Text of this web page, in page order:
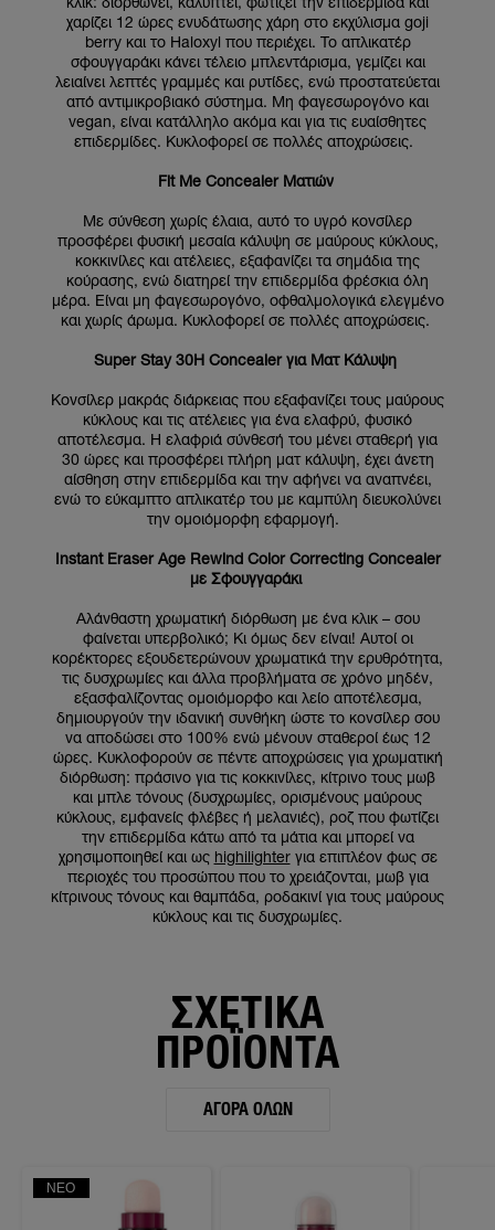
χαρίζει 12 ώρες ενυδάτωσης χάρη στο εκχύλισμα goji
berry και το Haloxyl που περιέχει. Το απλικατέρ
σφουγγαράκι κάνει τέλειο μπλεντάρισμα, γεμίζει και
λειαίνει λεπτές γραμμές και ρυτίδες, ενώ προστατεύεται
από αντιμικροβιακό σύστημα. Μη φαγεσωρογόνο και
vegan, είναι κατάλληλο ακόμα και για τις ευαίσθητες
επιδερμίδες. Κυκλοφορεί σε πολλές αποχρώσεις.
Fit Me Concealer Ματιών
Με σύνθεση χωρίς έλαια, αυτό το υγρό κονσίλερ
προσφέρει φυσική μεσαία κάλυψη σε μαύρους κύκλους,
κοκκινίλες και ατέλειες, εξαφανίζει τα σημάδια της
κούρασης, ενώ διατηρεί την επιδερμίδα φρέσκια όλη
μέρα. Είναι μη φαγεσωρογόνο, οφθαλμολογικά ελεγμένο
και χωρίς άρωμα. Κυκλοφορεί σε πολλές αποχρώσεις.
Super Stay 30H Concealer για Ματ Κάλυψη
Κονσίλερ μακράς διάρκειας που εξαφανίζει τους μαύρους
κύκλους και τις ατέλειες για ένα ελαφρύ, φυσικό
αποτέλεσμα. Η ελαφριά σύνθεσή του μένει σταθερή για
30 ώρες και προσφέρει πλήρη ματ κάλυψη, έχει άνετη
αίσθηση στην επιδερμίδα και την αφήνει να αναπνέει,
ενώ το εύκαμπτο απλικατέρ του με καμπύλη διευκολύνει
την ομοιόμορφη εφαρμογή.
Instant Eraser Age Rewind Color Correcting Concealer
με Σφουγγαράκι
Αλάνθαστη χρωματική διόρθωση με ένα κλικ – σου
φαίνεται υπερβολικό; Κι όμως δεν είναι! Αυτοί οι
κορέκτορες εξουδετερώνουν χρωματικά την ερυθρότητα,
τις δυσχρωμίες και άλλα προβλήματα σε χρόνο μηδέν,
εξασφαλίζοντας ομοιόμορφο και λείο αποτέλεσμα,
δημιουργούν την ιδανική συνθήκη ώστε το κονσίλερ σου
να αποδώσει στο 100% ενώ μένουν σταθεροί έως 12
ώρες. Κυκλοφορούν σε πέντε αποχρώσεις για χρωματική
διόρθωση: πράσινο για τις κοκκινίλες, κίτρινο τους μωβ
και μπλε τόνους (δυσχρωμίες, ορισμένους μαύρους
κύκλους, εμφανείς φλέβες ή μελανιές), ροζ που φωτίζει
την επιδερμίδα κάτω από τα μάτια και μπορεί να
χρησιμοποιηθεί και ως highilighterγια επιπλέον φως σε
περιοχές του προσώπου που το χρειάζονται, μωβ για
κίτρινους τόνους και θαμπάδα, ροδακινί για τους μαύρους
κύκλους και τις δυσχρωμίες.
ΣΧΕΤΙΚΑ
ΠΡΟΪΟΝΤΑ
ΑΓΟΡΆ ΌΛΩΝ
ΝΈΟ